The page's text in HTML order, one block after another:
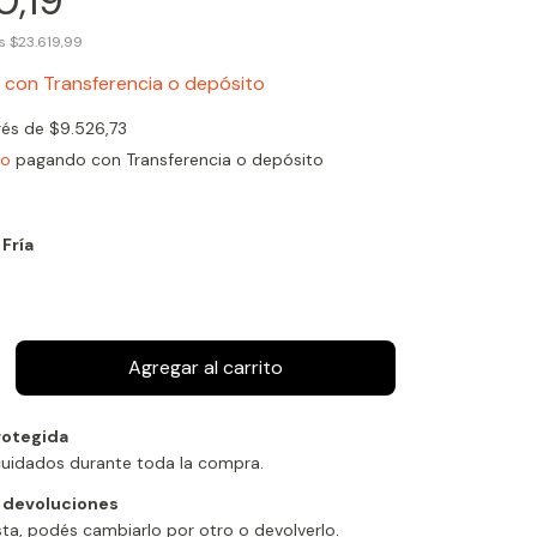
$23.619,99
con Transferencia o depósito
de $9.526,73
pagando con Transferencia o depósito
durante toda la compra.
devoluciones
podés cambiarlo por otro o devolverlo.